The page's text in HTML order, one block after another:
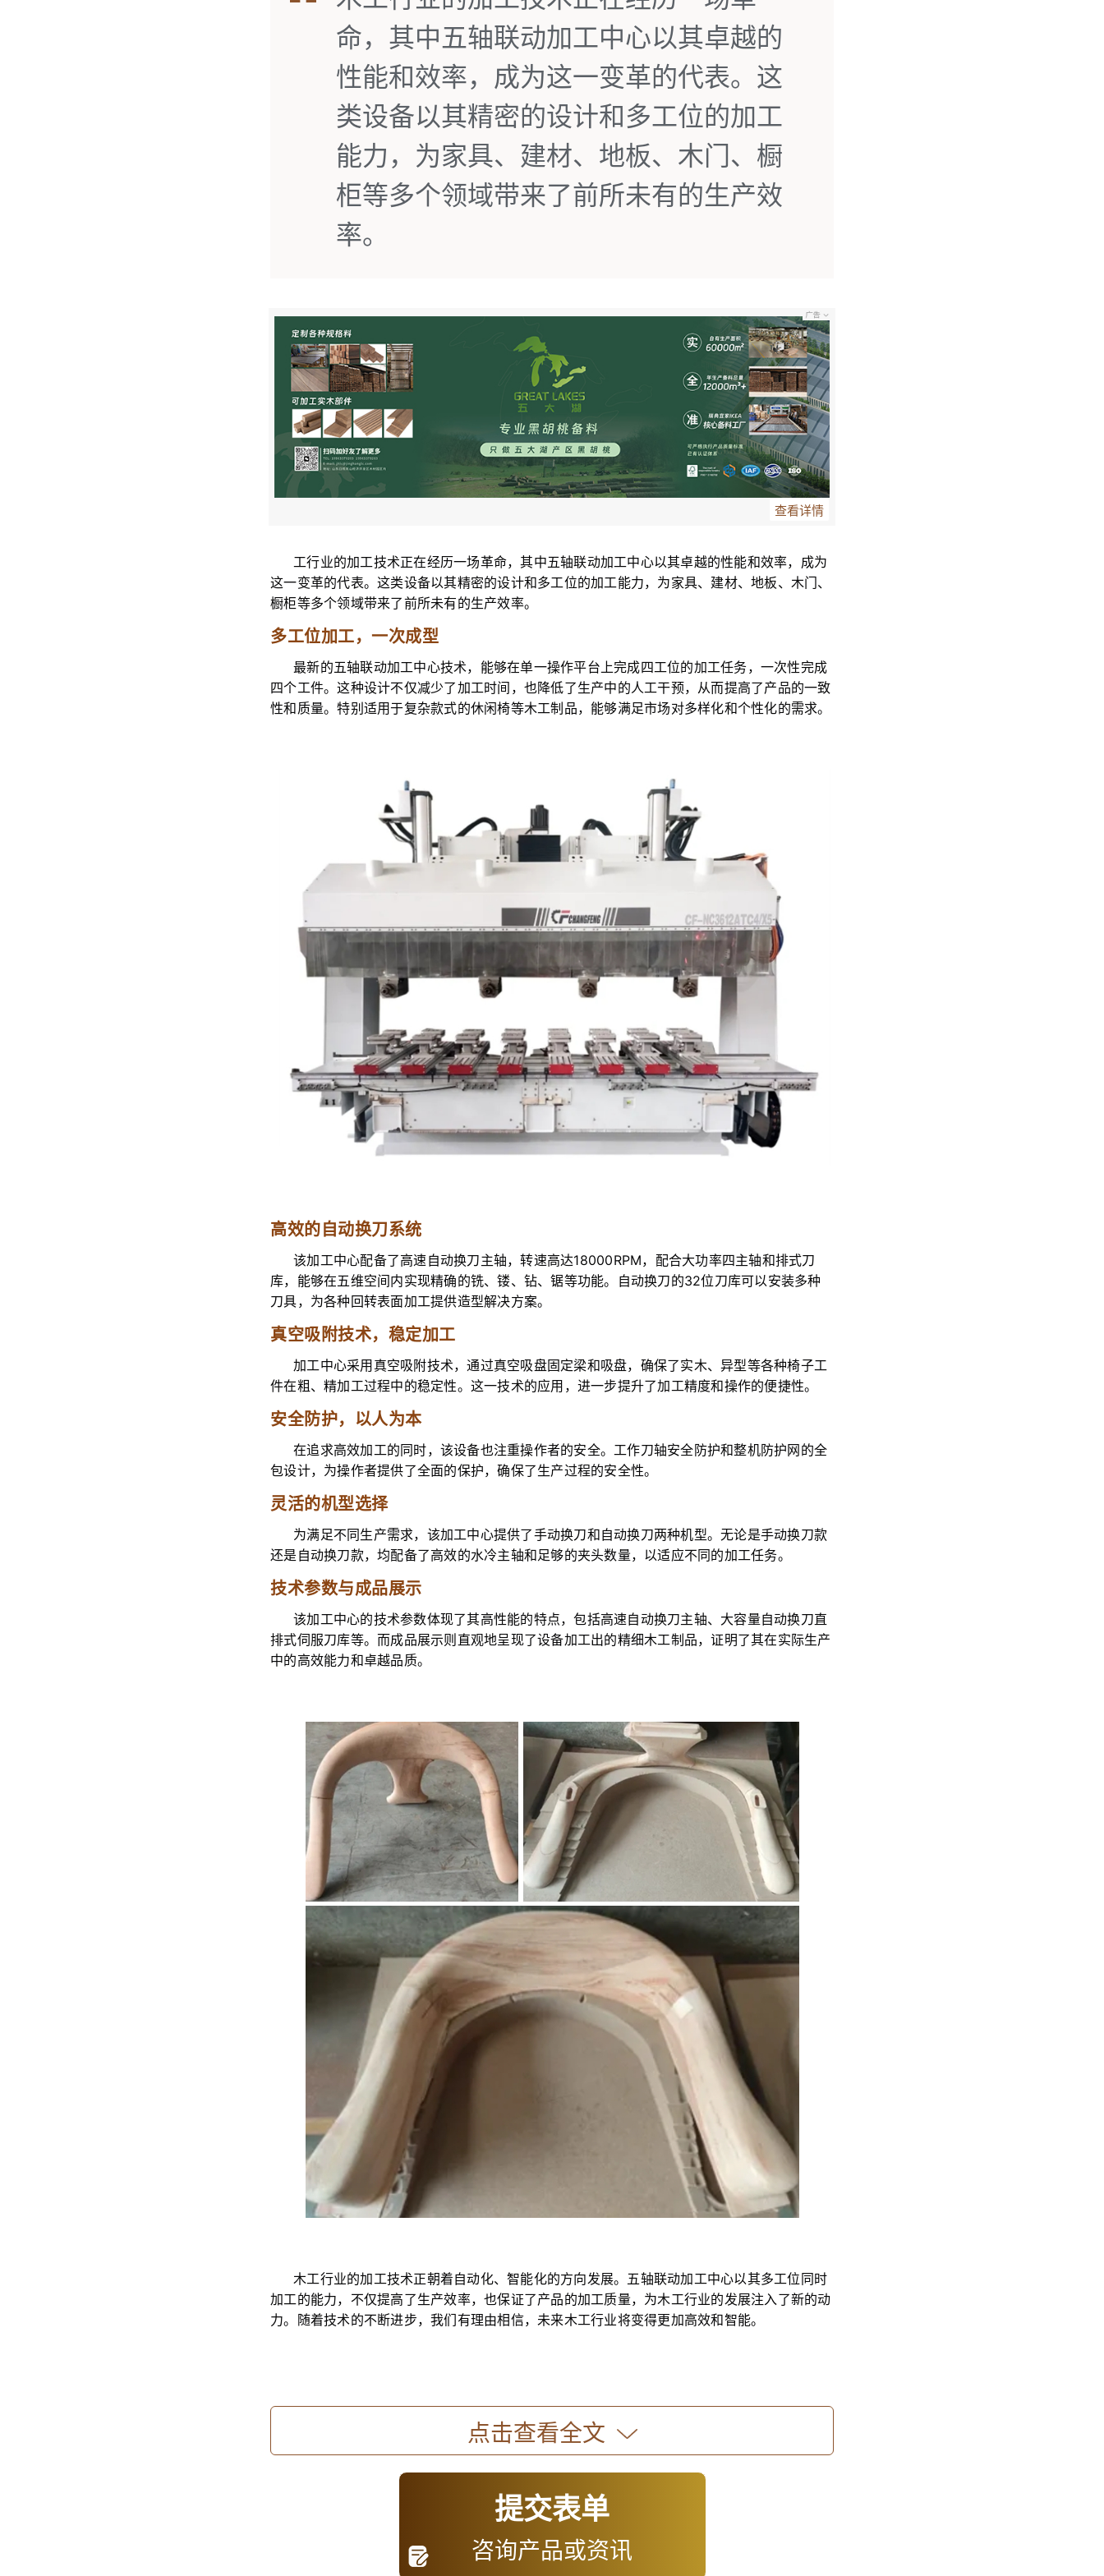
命，其中五轴联动加工中心以其卓越的
性能和效率，成为这一变革的代表。这
类设备以其精密的设计和多工位的加工
能力，为家具、建材、地板、木门、橱
柜等多个领域带来了前所未有的生产效
率。
查看详情
工行业的加工技术正在经历一场革命，其中五轴联动加工中心以其卓越的性能和效率，成为
这一变革的代表。这类设备以其精密的设计和多工位的加工能力，为家具、建材、地板、木门、
橱柜等多个领域带来了前所未有的生产效率。
多工位加工，一次成型
最新的五轴联动加工中心技术，能够在单一操作平台上完成四工位的加工任务，一次性完成
四个工件。这种设计不仅减少了加工时间，也降低了生产中的人工干预，从而提高了产品的一致
性和质量。特别适用于复杂款式的休闲椅等木工制品，能够满足市场对多样化和个性化的需求。
高效的自动换刀系统
该加工中心配备了高速自动换刀主轴，转速高达18000RPM，配合大功率四主轴和排式刀
库，能够在五维空间内实现精确的铣、镂、钻、锯等功能。自动换刀的32位刀库可以安装多种
刀具，为各种回转表面加工提供造型解决方案。
真空吸附技术，稳定加工
加工中心采用真空吸附技术，通过真空吸盘固定梁和吸盘，确保了实木、异型等各种椅子工
件在粗、精加工过程中的稳定性。这一技术的应用，进一步提升了加工精度和操作的便捷性。
安全防护，以人为本
在追求高效加工的同时，该设备也注重操作者的安全。工作刀轴安全防护和整机防护网的全
包设计，为操作者提供了全面的保护，确保了生产过程的安全性。
灵活的机型选择
为满足不同生产需求，该加工中心提供了手动换刀和自动换刀两种机型。无论是手动换刀款
还是自动换刀款，均配备了高效的水冷主轴和足够的夹头数量，以适应不同的加工任务。
技术参数与成品展示
该加工中心的技术参数体现了其高性能的特点，包括高速自动换刀主轴、大容量自动换刀直
排式伺服刀库等。而成品展示则直观地呈现了设备加工出的精细木工制品，证明了其在实际生产
中的高效能力和卓越品质。
木工行业的加工技术正朝着自动化、智能化的方向发展。五轴联动加工中心以其多工位同时
加工的能力，不仅提高了生产效率，也保证了产品的加工质量，为木工行业的发展注入了新的动
力。随着技术的不断进步，我们有理由相信，未来木工行业将变得更加高效和智能。
点击查看全文
提交表单
咨询产品或资讯